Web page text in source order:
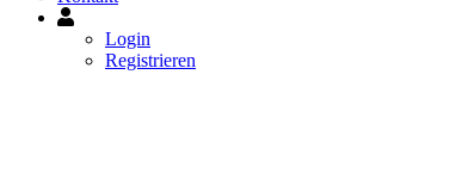
Mein
KontoLogin
Registrieren